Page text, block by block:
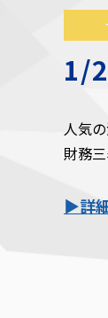
1/
人気
財務
▶詳